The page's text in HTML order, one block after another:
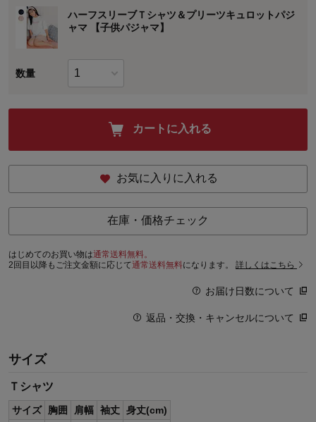
ハーフスリーブＴシャツ＆プリーツキュロットパジ
ャマ 【子供パジャマ】
数量
カートに入れる
お気に入りに入れる
在庫・価格チェック
はじめてのお買い物は通常送料無料。
2回目以降もご注文金額に応じて通常送料無料になります。 詳しくはこちら
お届け日数について
返品・交換・キャンセルについて
サイズ
Ｔシャツ
サイズ 胸囲 肩幅 袖丈 身丈(cm)